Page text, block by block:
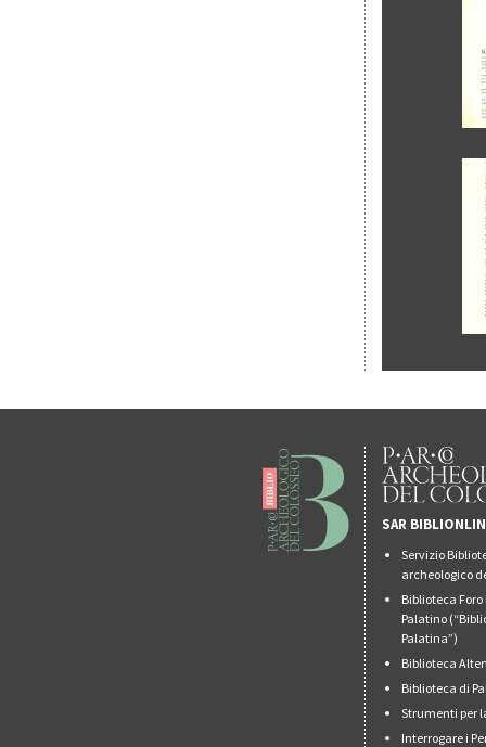
SAR
Servizio
archeologico
Biblioteca
Palatino
Palatina”)
Biblioteca
Biblioteca di
Strumenti per
Interrogare i